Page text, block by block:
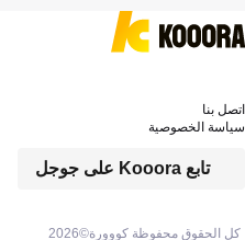
كل الحقوق محفوظة كووورة©2026
تابع Kooora على جوجل
اتصل بنا
سياسة الخصوصية